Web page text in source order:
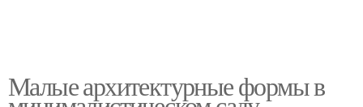
Малые архитектурные формы в